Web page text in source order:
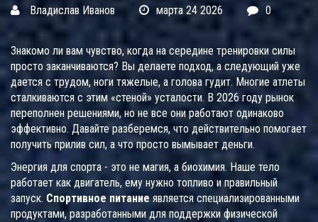
Владислав Иванов марта 24 2026 0
Знакомо ли вам чувство, когда на середине тренировки силы
просто заканчиваются? Вы делаете подход, а следующий уже
дается с трудом, ноги тяжелые, а голова гудит. Многие атлеты
сталкиваются с этим «стеной» усталости. В 2026 году рынок
переполнен решениями, но не все они работают одинаково
эффективно. Давайте разберемся, что действительно помогает
получить прилив сил, а что просто вымывает деньги.
Энергия для спорта - это не магия, а биохимия. Наше тело
работает как двигатель, ему нужно топливо и правильный
запуск. Спортивное питание является специализированными
продуктами, разработанными для поддержки физической